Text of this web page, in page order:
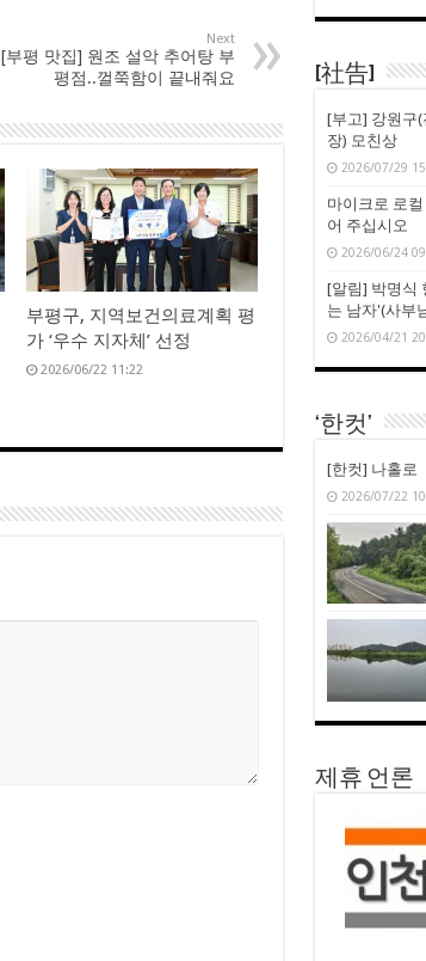
Next
[부평 맛집] 원조 설악 추어탕 부
평점..껄쭉함이 끝내줘요
부평구, 지역보건의료계획 평
가 ‘우수 지자체’ 선정
2026/06/22 11:22
[社告]
[부고] 강원구
장) 모친상
2026/07/29
마이크로 로컬
어 주십시오
2026/06/24
[알림] 박명식
는 남자'(사부
2026/04/21
‘한컷’
[한컷] 나홀로
2026/07/22
제휴 언론